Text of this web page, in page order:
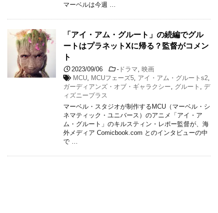
マーベルは今週 …
「アイ・アム・グルート」の続編でグル
ートはプラネットXに帰る？監督がコメン
ト
2023/09/06 - ドラマ
映画
MCU
MCUフェーズ5 アイ・アム・グルートs2
ガーディアンズ・オブ・ギャラクシー
グルート
デ
ィズニープラス
マーベル・スタジオが制作するMCU（マーベル・シ
ネマティック・ユニバース）のアニメ「アイ・ア
ム・グルート」のキルスティン・レポー監督が、海
外メディア Comicbook.com とのインタビューの中
で …